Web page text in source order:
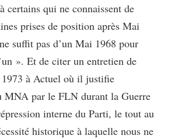
certains qui ne connaissent de
prises de position après Mai
suffit pas d’un Mai 1968 pour
». Et de citer un entretien de
à Actuel où il justifie
MNA par le FLN durant la Guerre
interne du Parti, le tout au
historique à laquelle nous ne